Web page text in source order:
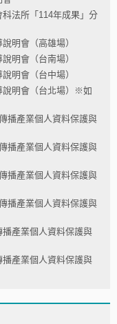
科法所「114年成果」分
明會（高雄場）
明會（台南場）
明會（台中場）
說明會（台北場）※如
播產業個人資料保護與
播產業個人資料保護與
播產業個人資料保護與
播產業個人資料保護與
播產業個人資料保護與
播產業個人資料保護與